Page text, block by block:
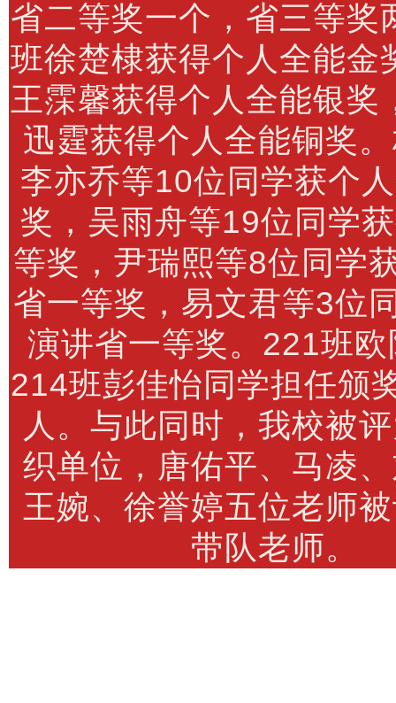
省二等奖一个，省三等奖
班徐楚棣获得个人全能金
王霂馨获得个人全能银奖
迅霆获得个人全能铜奖
李亦乔等10位同学获个
奖，吴雨舟等19位同学
等奖，尹瑞熙等8位同学
省一等奖，易文君等3位
演讲省一等奖。221班
214班彭佳怡同学担任颁
人。与此同时，我校被
织单位，唐佑平、马凌
王婉、徐誉婷五位老师
带队老师。